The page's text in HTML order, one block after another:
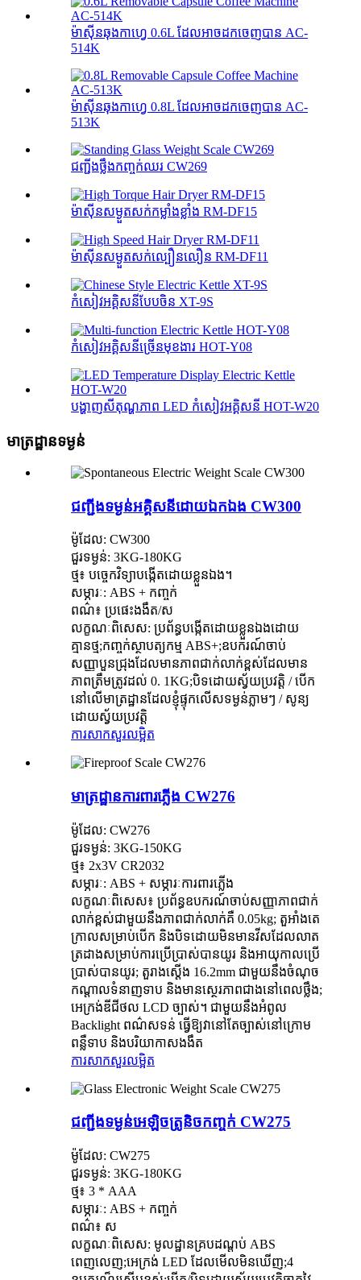
ម៉ាស៊ីនឆុងកាហ្វេ 0.6L ដែលអាចដកចេញបាន AC-
514K
ម៉ាស៊ីនឆុងកាហ្វេ 0.8L ដែលអាចដកចេញបាន AC-
513K
ជញ្ជីងថ្លឹងកញ្ចក់ឈរ CW269
ម៉ាស៊ីនសម្ងួតសក់កម្លាំងខ្លាំង RM-DF15
ម៉ាស៊ីនសម្ងួតសក់ល្បឿនលឿន RM-DF11
កំសៀវអគ្គិសនីបែបចិន XT-9S
កំសៀវអគ្គិសនីច្រើនមុខងារ HOT-Y08
បង្ហាញសីតុណ្ហភាព LED កំសៀវអគ្គិសនី HOT-W20
មាត្រដ្ឋានទម្ងន់
ជញ្ជីងទម្ងន់អគ្គិសនីដោយឯកឯង CW300
ម៉ូដែល: CW300
ជួរទម្ងន់: 3KG-180KG
ថ្ម៖ បច្ចេកវិទ្យាបង្កើតដោយខ្លួនឯង។
សម្ភារៈ: ABS + កញ្ចក់
ពណ៌៖ ប្រផេះងងឹត/ស
លក្ខណៈពិសេស: ប្រព័ន្ធបង្កើតដោយខ្លួនឯងដោយ
គ្មានថ្ម;កញ្ចក់ស្ថាបត្យកម្ម ABS+;ឧបករណ៍ចាប់
សញ្ញាបួនជ្រុងដែលមានភាពជាក់លាក់ខ្ពស់ដែលមាន
ភាពត្រឹមត្រូវដល់ 0. 1KG;បិទដោយស្វ័យប្រវត្តិ / បើក
នៅលើមាត្រដ្ឋានដែលខ្ញុំផ្ទុកលើសទម្ងន់ភ្លាមៗ / សូន្យ
ដោយស្វ័យប្រវត្តិ
ការសាកសួរលម្អិត
មាត្រដ្ឋានការពារភ្លើង CW276
ម៉ូដែល: CW276
ជួរទម្ងន់: 3KG-150KG
ថ្ម៖ 2x3V CR2032
សម្ភារៈ: ABS + សម្ភារៈការពារភ្លើង
លក្ខណៈពិសេស៖ ប្រព័ន្ធឧបករណ៍ចាប់សញ្ញាភាពជាក់
លាក់ខ្ពស់ជាមួយនឹងភាពជាក់លាក់គឺ 0.05kg; តួអាំងតេ
ក្រាលសម្រាប់បើក និងបិទដោយមិនមានវីសដែលលាត
ត្រដាងសម្រាប់ការប្រើប្រាស់បានយូរ និងអាយុកាលប្រើ
ប្រាស់បានយូរ; តួរាងស្តើង 16.2mm ជាមួយនឹងចំណុច
កណ្តាលទំនាញទាប និងមានស្ថេរភាពជាងនៅពេលថ្លឹង;
អេក្រង់ឌីជីថល LCD ច្បាស់។ ជាមួយនឹងអំពូល
Backlight ពណ៌សទន់ ធ្វើឱ្យវានៅតែច្បាស់នៅក្រោម
ពន្លឺទាប និងបរិយាកាសងងឹត
ការសាកសួរលម្អិត
ជញ្ជីងទម្ងន់អេឡិចត្រូនិចកញ្ចក់ CW275
ម៉ូដែល: CW275
ជួរទម្ងន់: 3KG-180KG
ថ្ម៖ 3 * AAA
សម្ភារៈ: ABS + កញ្ចក់
ពណ៌៖ ស
លក្ខណៈពិសេស: មូលដ្ឋានគ្របដណ្តប់ ABS
ពេញលេញ;អេក្រង់ LED ដែលមើលមិនឃើញ;4